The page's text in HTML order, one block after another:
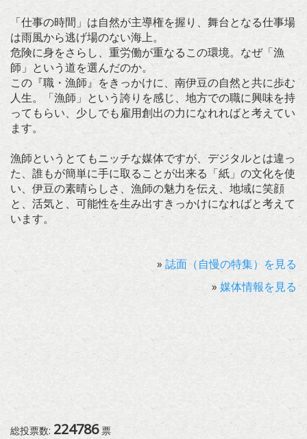
「仕事の時間」は自然が主導権を握り、舞台となる仕事場
は雨風から逃げ場のない海上。
危険に身をさらし、重労働が重なるこの環境。なぜ「漁
師」という道を選んだのか。
この『職・漁師』をきっかけに、南伊豆の自然と共に歩む
人生。「漁師」という誇りを感じ、地方での職に興味を持
ってもらい、少しでも雇用創出の力になれればと考えてい
ます。
漁師というとてもニッチな媒体ですが、デジタルとは違っ
た、誰もが簡単に手に取ることが出来る「紙」の文化を使
い、伊豆の素晴らしさ、漁師の魅力を伝え、地域に笑顔
と、活気と、可能性を生み出すきっかけになればと考えて
います。
» 誌面（自慢の特集）を見る
» 媒体情報を見る
総投票数: 224786票